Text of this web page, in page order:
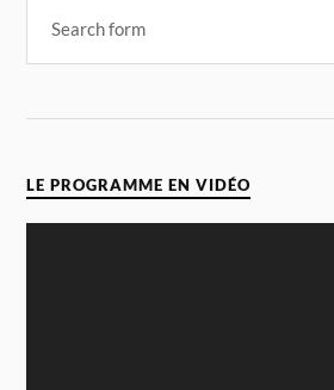
LE PROGRAMME EN VIDÉO